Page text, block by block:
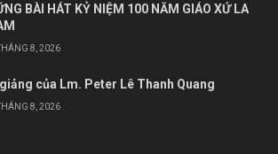
BÀI HÁT KỶ NIỆM 100 NĂM GIÁO XỨ LA
8, 2026
của Lm. Peter Lê Thanh Quang
8, 2026